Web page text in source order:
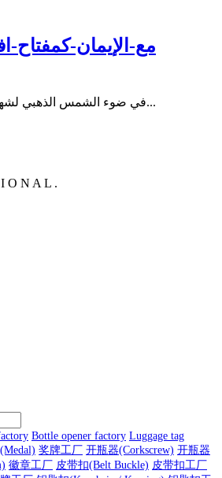
في ضوء الشمس الذهبي لشهر اليوم الوطني لدولة ال...
O N A L .
Bottle opener factory Luggage tag
奖牌工厂 开瓶器(Corkscrew) 开瓶器
徽章工厂 皮带扣(Belt Buckle) 皮带扣工厂